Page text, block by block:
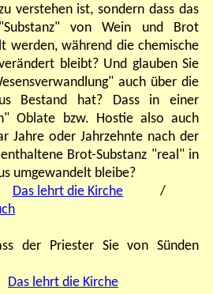
verstehen ist, sondern dass das
von Wein und Brot
werden, während die chemische
bleibt? Und glauben Sie
auch über die
Bestand hat? Dass in einer
Oblate bzw. Hostie also auch
Jahre oder Jahrzehnte nach der
Brot-Substanz "real" in
umgewandelt bleibe?
Das lehrt die Kirche /
der Priester Sie von Sünden
Das lehrt die Kirche